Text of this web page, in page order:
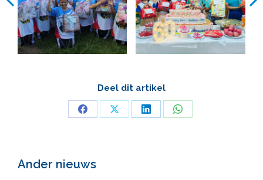
Deel dit artikel
Deel
Deel
Deel
Deel
Ander nieuws